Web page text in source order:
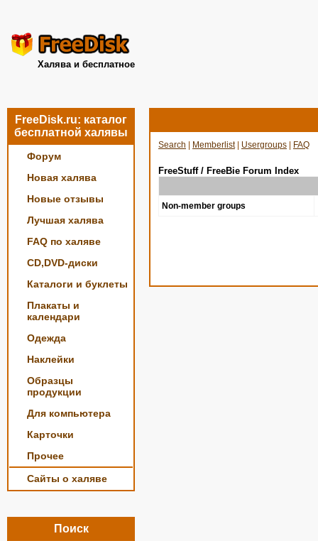
Халява и бесплатное
FreeDisk.ru: каталог
бесплатной халявы
Форум
Новая халява
Новые отзывы
Лучшая халява
FAQ по халяве
CD,DVD-диски
Каталоги и буклеты
Плакаты и
календари
Одежда
Наклейки
Образцы
продукции
Для компьютера
Карточки
Прочее
Сайты о халяве
Поиск
Search Memberlist| Usergroups FAQ
FreeStuff / FreeBie Forum Index
Non-member groups